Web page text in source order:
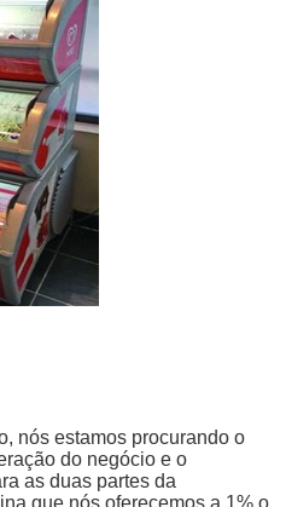
nós estamos procurando o
do negócio e o
as duas partes da
que nós oferecemos a 1% o